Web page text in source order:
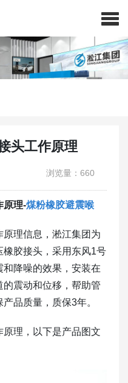
头工作原理
浏览量：660
原理-煤粉橡胶避震喉
理信息，淞江集团为
胶接头，采用东风1号
降噪的效果，安装在
震动和位移，帮助管
品质量，质保3年。
理，以下是产品图文